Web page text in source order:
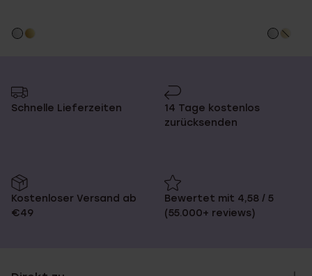
Schnelle Lieferzeiten
14 Tage kostenlos
zurücksenden
Kostenloser Versand ab
€49
Bewertet mit 4,58 / 5
(55.000+ reviews)